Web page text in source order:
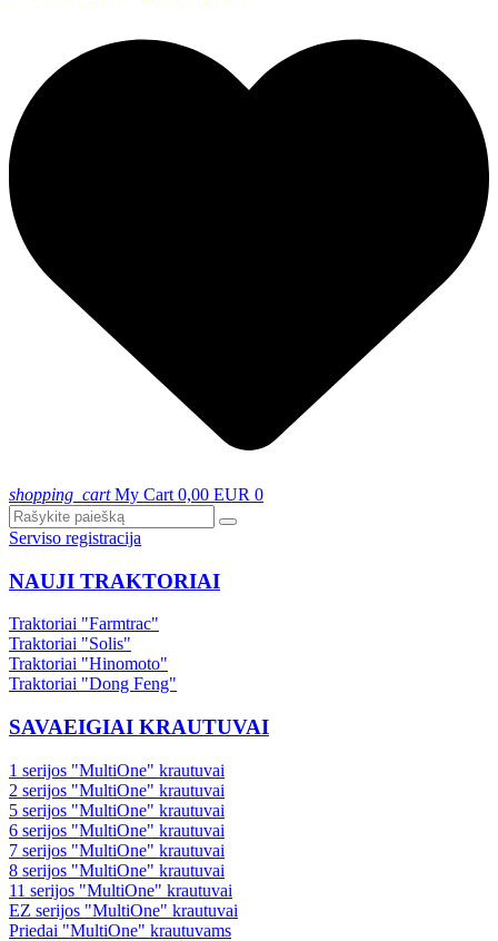
shopping_cart My Cart 0,00 EUR 0
Serviso registracija
NAUJI TRAKTORIAI
Traktoriai "Farmtrac"
Traktoriai "Solis"
Traktoriai "Hinomoto"
Traktoriai "Dong Feng"
SAVAEIGIAI KRAUTUVAI
1 serijos "MultiOne" krautuvai
2 serijos "MultiOne" krautuvai
5 serijos "MultiOne" krautuvai
6 serijos "MultiOne" krautuvai
7 serijos "MultiOne" krautuvai
8 serijos "MultiOne" krautuvai
11 serijos "MultiOne" krautuvai
EZ serijos "MultiOne" krautuvai
Priedai "MultiOne" krautuvams